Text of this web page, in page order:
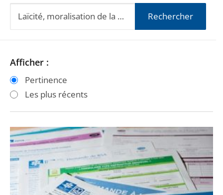
Rechercher
Passer
les
filtres
après
Passer
les
filtres
avant
Afficher :
Pertinence
Les plus récents
Conditions
de
ressources
dans
les